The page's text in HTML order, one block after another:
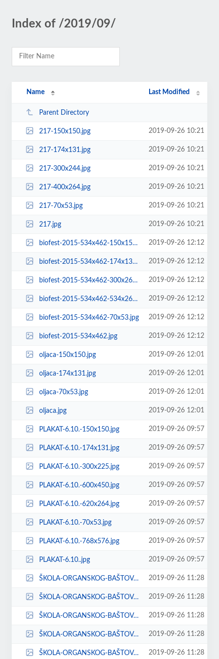
Index of /2019/09/
Name Last Modified
Parent Directory
217-150x150.jpg 2019-09-26 10:21
217-174x131.jpg 2019-09-26 10:21
217-300x244.jpg 2019-09-26 10:21
217-400x264.jpg 2019-09-26 10:21
217-70x53.jpg 2019-09-26 10:21
217.jpg 2019-09-26 10:21
biofest-2015-534x462-150x150.jpg 2019-09-26 12:12
biofest-2015-534x462-174x131.jpg 2019-09-26 12:12
biofest-2015-534x462-300x260.jpg 2019-09-26 12:12
biofest-2015-534x462-534x264.jpg 2019-09-26 12:12
biofest-2015-534x462-70x53.jpg 2019-09-26 12:12
biofest-2015-534x462.jpg 2019-09-26 12:12
oljaca-150x150.jpg 2019-09-26 12:01
oljaca-174x131.jpg 2019-09-26 12:01
oljaca-70x53.jpg 2019-09-26 12:01
oljaca.jpg 2019-09-26 12:01
PLAKAT-6.10.-150x150.jpg 2019-09-26 09:57
PLAKAT-6.10.-174x131.jpg 2019-09-26 09:57
PLAKAT-6.10.-300x225.jpg 2019-09-26 09:57
PLAKAT-6.10.-600x450.jpg 2019-09-26 09:57
PLAKAT-6.10.-620x264.jpg 2019-09-26 09:57
PLAKAT-6.10.-70x53.jpg 2019-09-26 09:57
PLAKAT-6.10.-768x576.jpg 2019-09-26 09:57
PLAKAT-6.10..jpg 2019-09-26 09:57
ŠKOLA-ORGANSKOG-BAŠTOVANSTVA-reklama-150x150.jpg 2019-09-26 11:28
ŠKOLA-ORGANSKOG-BAŠTOVANSTVA-reklama-174x131.jpg 2019-09-26 11:28
ŠKOLA-ORGANSKOG-BAŠTOVANSTVA-reklama-300x225.jpg 2019-09-26 11:28
ŠKOLA-ORGANSKOG-BAŠTOVANSTVA-reklama-600x450.jpg 2019-09-26 11:28
ŠKOLA-ORGANSKOG-BAŠTOVANSTVA-reklama-620x264.jpg 2019-09-26 11:28